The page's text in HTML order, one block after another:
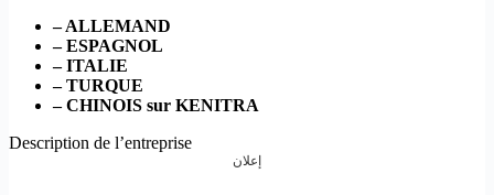
– ALLEMAND
– ESPAGNOL
– ITALIE
– TURQUE
– CHINOIS sur KENITRA
Description de l’entreprise
إعلان